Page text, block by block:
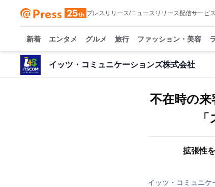
プレスリリース/ニュースリリース配信サービ
新着 エンタメ グルメ 旅行 ファッション・美容
イッツ・コミュニケーションズ株式会社
不在時の
拡張性
イッツ・コミュニケ